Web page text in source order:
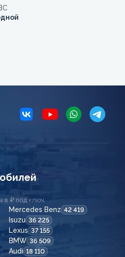
в ₽ под ключ.
Mercedes Benz 42 419
Isuzu 36 225
Lexus 37 155
BMW 36 509
Audi 18 110